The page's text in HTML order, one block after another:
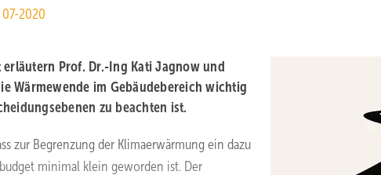
07-2020
erläutern Prof. Dr.-Ing Kati Jagnow und
Wärmewende im Gebäudebereich wichtig
zu beachten ist.
zur Begrenzung der Klimaerwärmung ein dazu
minimal klein geworden ist. Der